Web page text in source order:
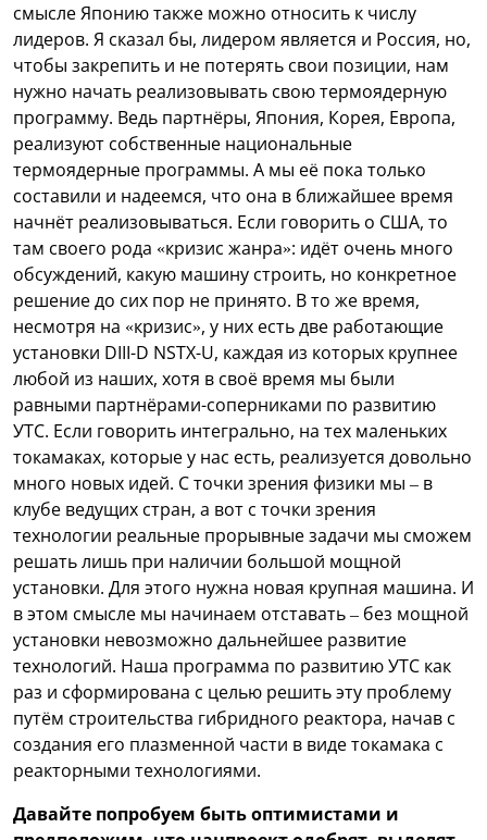
смысле Японию также можно относить к числу
лидеров. Я сказал бы, лидером является и Россия, но,
чтобы закрепить и не потерять свои позиции, нам
нужно начать реализовывать свою термоядерную
программу. Ведь партнёры, Япония, Корея, Европа,
реализуют собственные национальные
термоядерные программы. А мы её пока только
составили и надеемся, что она в ближайшее время
начнёт реализовываться. Если говорить о США, то
там своего рода «кризис жанра»: идёт очень много
обсуждений, какую машину строить, но конкретное
решение до сих пор не принято. В то же время,
несмотря на «кризис», у них есть две работающие
установки DIII-D NSTX-U, каждая из которых крупнее
любой из наших, хотя в своё время мы были
равными партнёрами-соперниками по развитию
УТС. Если говорить интегрально, на тех маленьких
токамаках, которые у нас есть, реализуется довольно
много новых идей. С точки зрения физики мы – в
клубе ведущих стран, а вот с точки зрения
технологии реальные прорывные задачи мы сможем
решать лишь при наличии большой мощной
установки. Для этого нужна новая крупная машина. И
в этом смысле мы начинаем отставать – без мощной
установки невозможно дальнейшее развитие
технологий. Наша программа по развитию УТС как
раз и сформирована с целью решить эту проблему
путём строительства гибридного реактора, начав с
создания его плазменной части в виде токамака с
реакторными технологиями.
Давайте попробуем быть оптимистами и